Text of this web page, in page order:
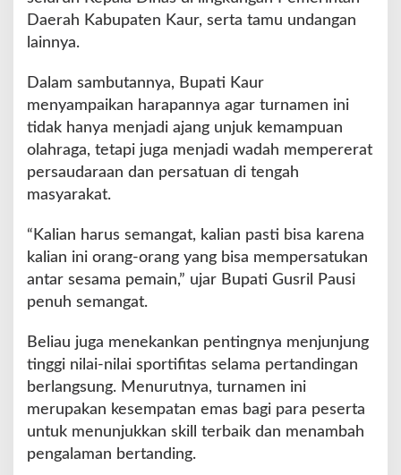
m
e
l
a
a
a
B
i
C
u
p
Daerah Kabupaten Kaur, serta tamu undangan
lainnya.
Dalam sambutannya, Bupati Kaur
menyampaikan harapannya agar turnamen ini
tidak hanya menjadi ajang unjuk kemampuan
olahraga, tetapi juga menjadi wadah mempererat
persaudaraan dan persatuan di tengah
masyarakat.
“Kalian harus semangat, kalian pasti bisa karena
kalian ini orang-orang yang bisa mempersatukan
antar sesama pemain,” ujar Bupati Gusril Pausi
penuh semangat.
Beliau juga menekankan pentingnya menjunjung
tinggi nilai-nilai sportifitas selama pertandingan
berlangsung. Menurutnya, turnamen ini
merupakan kesempatan emas bagi para peserta
untuk menunjukkan skill terbaik dan menambah
pengalaman bertanding.